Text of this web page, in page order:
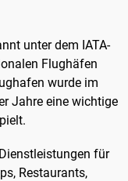
unter dem IATA-
Flughäfen
wurde im
Jahre eine wichtige
für
Restaurants,